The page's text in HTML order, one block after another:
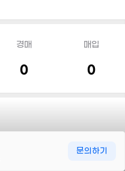
경매
0
매입
0
문의하기